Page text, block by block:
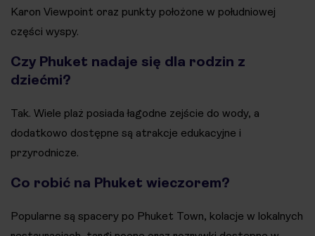
Karon Viewpoint oraz punkty położone w południowej
części wyspy.
Czy Phuket nadaje się dla rodzin z
dziećmi?
Tak. Wiele plaż posiada łagodne zejście do wody, a
dodatkowo dostępne są atrakcje edukacyjne i
przyrodnicze.
Co robić na Phuket wieczorem?
Popularne są spacery po Phuket Town, kolacje w lokalnych